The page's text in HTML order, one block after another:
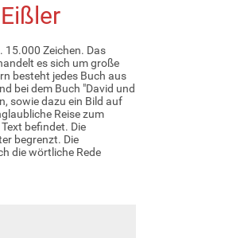
15.000 Zeichen. Das
es sich um große
besteht jedes Buch aus
bei dem Buch "David und
sowie dazu ein Bild auf
Reise zum
befindet. Die
begrenzt. Die
die wörtliche Rede